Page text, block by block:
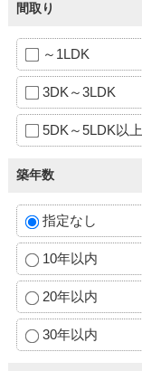
間取り
～1LDK
3DK～3LDK
5DK～5LDK以上
築年数
指定なし
10年以内
20年以内
30年以内